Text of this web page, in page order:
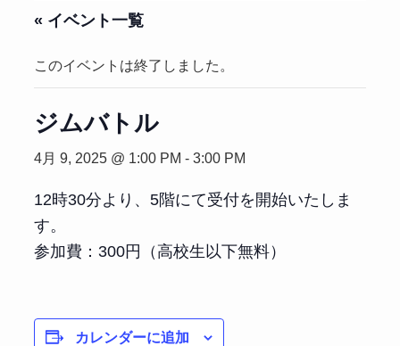
« イベント一覧
このイベントは終了しました。
ジムバトル
4月 9, 2025 @ 1:00 PM - 3:00 PM
12時30分より、5階にて受付を開始いたしま
す。
参加費：300円（高校生以下無料）
カレンダーに追加